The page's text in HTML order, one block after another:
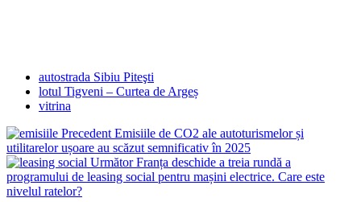
autostrada Sibiu Piteşti
lotul Tigveni – Curtea de Argeș
vitrina
Precedent Emisiile de CO2 ale autoturismelor și
utilitarelor ușoare au scăzut semnificativ în 2025
Următor Franța deschide a treia rundă a
programului de leasing social pentru mașini electrice. Care este
nivelul ratelor?